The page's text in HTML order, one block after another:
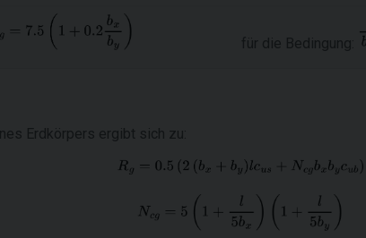
für die Bedingung:
Erdkörpers ergibt sich zu: